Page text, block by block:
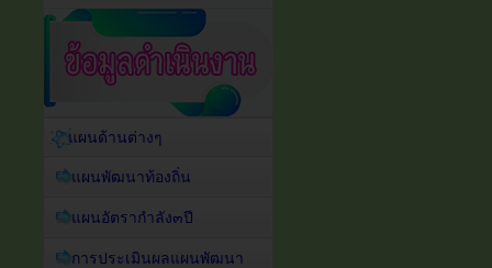
แผนด้านต่างๆ
แผนพัฒนาท้องถิ่น
แผนอัตรากำลัง๓ปี
การประเมินผลแผนพัฒนา